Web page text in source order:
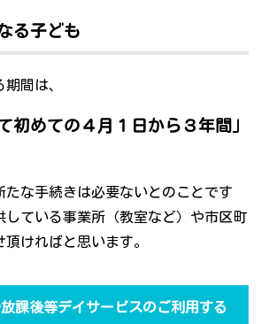
る子ども
間は、
初めての４月１日から３年間」
たな手続きは必要ないとのことです
している事業所（教室など）や市区町
ければと思います。
課後等デイサービスのご利用する